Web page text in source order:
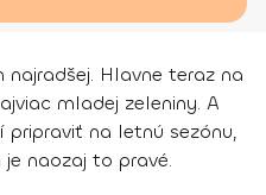
Hlavne teraz na
mladej zeleniny. A
na letnú sezónu,
naozaj to pravé.